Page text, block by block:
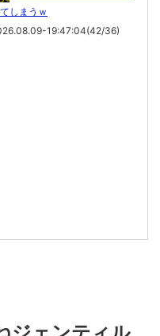
しまうｗ
19:47:04(42/36)